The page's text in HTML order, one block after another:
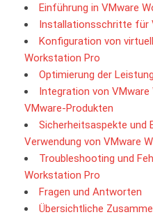
Einführung in VMware
Installationsschritte für
Konfiguration von
Workstation ⁤Pro
Optimierung der
Integration von⁢
VMware-Produkten
Sicherheitsaspekte und
Verwendung von VMware
Troubleshooting und
Workstation Pro
Fragen und ⁣Antworten
Übersichtliche